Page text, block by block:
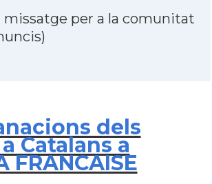
missatge per a la comunitat
dels
Catalans a
FRANCAISE